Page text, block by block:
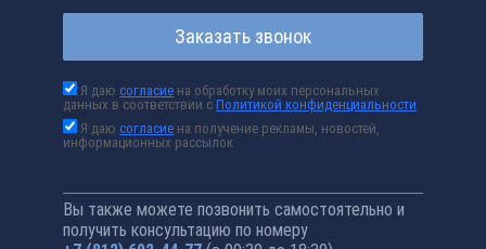
Заказать звонок
Я даюсогласие на обработку моих персональных
данных в соответствии сПолитикой конфиденциальности
Я даюсогласие на получение рекламы, новостей,
информационных рассылок
Вы также можете позвонить самостоятельно и
получить консультацию по номеру